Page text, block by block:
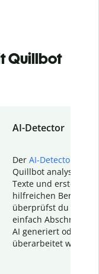
Quillbot
AI-Detector
Der AI-Detector
Quillbot analysiert
Texte und erstellt
hilfreichen Bericht.
überprüfst du
einfach Abschnitte,
AI generiert oder
überarbeitet wurden.